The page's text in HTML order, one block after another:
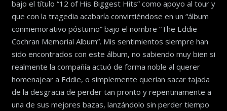
bajo el título “12 of His Biggest Hits” como apoyo al tour y
que con la tragedia acabaría convirtiéndose en un “álbum
conmemorativo póstumo” bajo el nombre “The Eddie
Cochran Memorial Album”. Mis sentimientos siempre han
sido encontrados con este álbum, no sabiendo muy bien si
realmente la compañía actuó de forma noble al querer
homenajear a Eddie, o simplemente querían sacar tajada
de la desgracia de perder tan pronto y repentinamente a
una de sus mejores bazas, lanzándolo sin perder tiempo